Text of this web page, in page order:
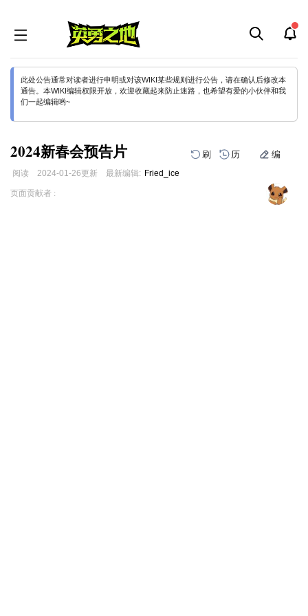
此处公告通常对读者进行申明或对该WIKI某些规则进行公告，请在确认后修改本
通告。本WIKI编辑权限开放，欢迎收藏起来防止迷路，也希望有爱的小伙伴和我
们一起编辑哟~
2024新春会预告片 刷 历 编
阅读 2024-01-26更新 最新编辑: Fried_ice
跳
跳
页面贡献者 :